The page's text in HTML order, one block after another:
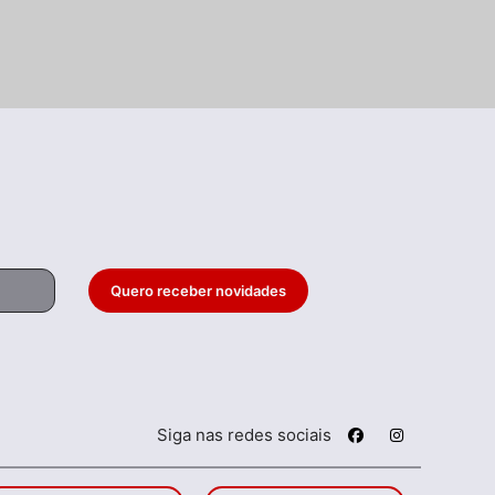
Quero receber novidades
Siga nas redes sociais